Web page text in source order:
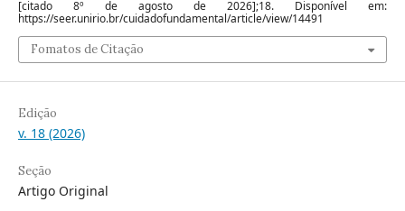
[citado 8º de agosto de 2026];18. Disponível em:
https://seer.unirio.br/cuidadofundamental/article/view/14491
Fomatos de Citação
Edição
v. 18 (2026)
Seção
Artigo Original